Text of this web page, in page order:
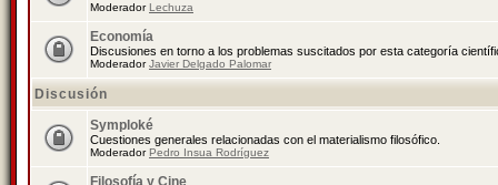
ModeradorLechuza
Economía
Discusiones en torno a los problemas suscitados por esta categoría
ModeradorJavier Delgado Palomar
Discusión
Symploké
Cuestiones generales relacionadas con el materialismo filosófico.
ModeradorPedro Insua Rodríguez
Filosofía y Cine